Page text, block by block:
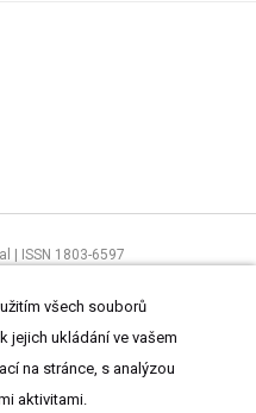
| ISSN 1803-6597
zpracování osobních údajů
všech souborů
jejich ukládání ve vašem
na stránce, s analýzou
aktivitami.